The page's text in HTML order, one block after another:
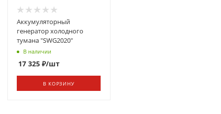
Аккумуляторный
генератор холодного
тумана "SWG2020"
В наличии
17 325 ₽/шт
В КОРЗИНУ